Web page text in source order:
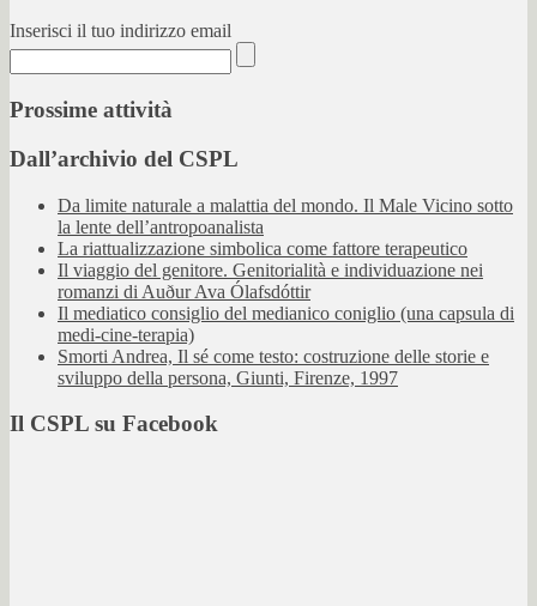
Inserisci il tuo indirizzo email
Prossime attività
Dall’archivio del CSPL
Da limite naturale a malattia del mondo. Il Male Vicino sotto
la lente dell’antropoanalista
La riattualizzazione simbolica come fattore terapeutico
Il viaggio del genitore. Genitorialità e individuazione nei
romanzi di Auður Ava Ólafsdóttir
Il mediatico consiglio del medianico coniglio (una capsula di
medi-cine-terapia)
Smorti Andrea, Il sé come testo: costruzione delle storie e
sviluppo della persona, Giunti, Firenze, 1997
Il CSPL su Facebook